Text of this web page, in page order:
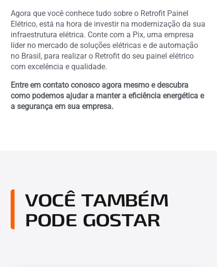
Agora que você conhece tudo sobre o Retrofit Painel
Elétrico, está na hora de investir na modernização da sua
infraestrutura elétrica. Conte com a Pix, uma empresa
líder no mercado de soluções elétricas e de automação
no Brasil, para realizar o Retrofit do seu painel elétrico
com excelência e qualidade.
Entre em contato conosco agora mesmo e descubra
como podemos ajudar a manter a eficiência energética e
a segurança em sua empresa.
VOCÊ TAMBÉM
PODE GOSTAR